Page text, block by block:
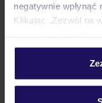
negatywnie
Klikając „Zezwól na
personalizować
Szczegółowe
Atrakcje
Ważne